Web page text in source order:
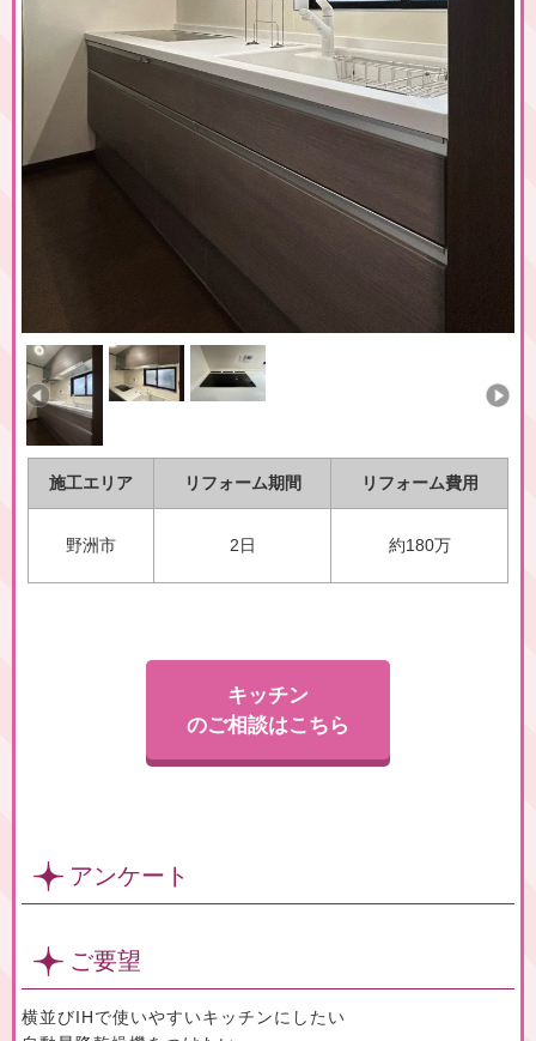
施工エリア リフォーム期間 リフォーム費用
野洲市 2日 約180万
キッチン
のご相談はこちら
アンケート
ご要望
横並びIHで使いやすいキッチンにしたい